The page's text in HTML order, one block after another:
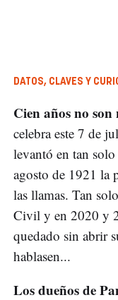
DATOS, CLAVES Y
Cien años no son
celebra este 7 de
levantó en tan
agosto de 1921 la
las llamas. Tan
Civil y en 2020 y
quedado sin abrir
hablasen...
Los dueños de